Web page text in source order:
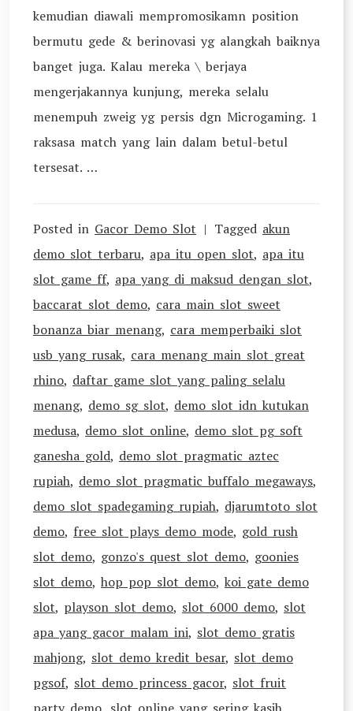
kemudian diawali mempromosikamn position
bermutu gede & berinovasi yg alangkah baiknya
banget juga. Kalau mereka \ berjaya
mengerjakannya kunjung, mereka selalu
menempuh zweig yg persis dgn Microgaming. 1
raksasa match yang lain dalam betul-betul
tersesat. …
Posted in Gacor Demo Slot Tagged akun
demo slot terbaru, apa itu open slot, apa itu
slot game ff, apa yang di maksud dengan slot,
baccarat slot demo, cara main slot sweet
bonanza biar menang, cara memperbaiki slot
usb yang rusak, cara menang main slot great
rhino, daftar game slot yang paling selalu
menang, demo sg slot, demo slot idn kutukan
medusa, demo slot online, demo slot pg soft
ganesha gold, demo slot pragmatic aztec
rupiah, demo slot pragmatic buffalo megaways,
demo slot spadegaming rupiah, djarumtoto slot
demo, free slot plays demo mode, gold rush
slot demo, gonzo's quest slot demo, goonies
slot demo, hop pop slot demo, koi gate demo
slot, playson slot demo, slot 6000 demo, slot
apa yang gacor malam ini, slot demo gratis
mahjong, slot demo kredit besar, slot demo
pgsof, slot demo princess gacor, slot fruit